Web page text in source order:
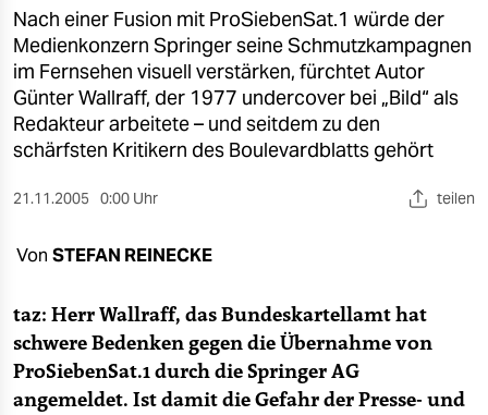
sport
berlin
nord
verlag
veranstaltungen
shop
fragen & hilfe
Nach einer Fusion mit ProSiebenSat.1 würde der
Medienkonzern Springer seine Schmutzkampagnen
im Fernsehen visuell verstärken, fürchtet Autor
Günter Wallraff, der 1977 undercover bei „Bild“ als
Redakteur arbeitete – und seitdem zu den
schärfsten Kritikern des Boulevardblatts gehört
21.11.2005 0:00 Uhr teilen
Von STEFAN REINECKE
taz: Herr Wallraff, das Bundeskartellamt hat
schwere Bedenken gegen die Übernahme von
ProSiebenSat.1 durch die Springer AG
angemeldet. Ist damit die Gefahr der Presse- und